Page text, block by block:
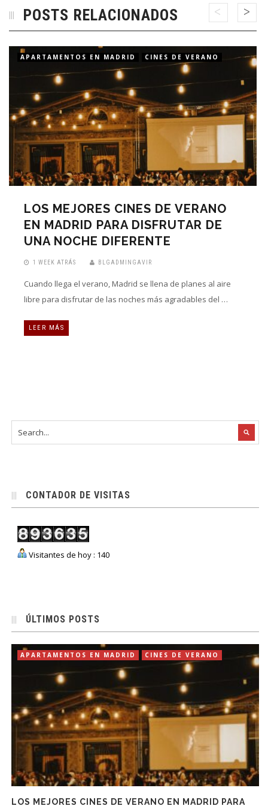
POSTS RELACIONADOS
APARTAMENTOS EN MADRID CINES DE VERANO
LOS MEJORES CINES DE VERANO
EN MADRID PARA DISFRUTAR DE
UNA NOCHE DIFERENTE
1 WEEK ATRÁS BLGADMINGAVIR
Cuando llega el verano, Madrid se llena de planes al aire
libre para disfrutar de las noches más agradables del …
LEER MÁS
CONTADOR DE VISITAS
Visitantes de hoy : 140
ÚLTIMOS POSTS
APARTAMENTOS EN MADRID CINES DE VERANO
LOS MEJORES CINES DE VERANO EN MADRID PARA